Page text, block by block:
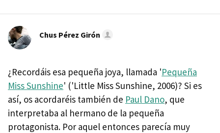
Chus Pérez Girón
¿Recordáis esa pequeña joya, llamada 'Pequeña
Miss Sunshine' ('Little Miss Sunshine, 2006)? Si es
así, os acordaréis también de Paul Dano, que
interpretaba al hermano de la pequeña
protagonista. Por aquel entonces parecía muy